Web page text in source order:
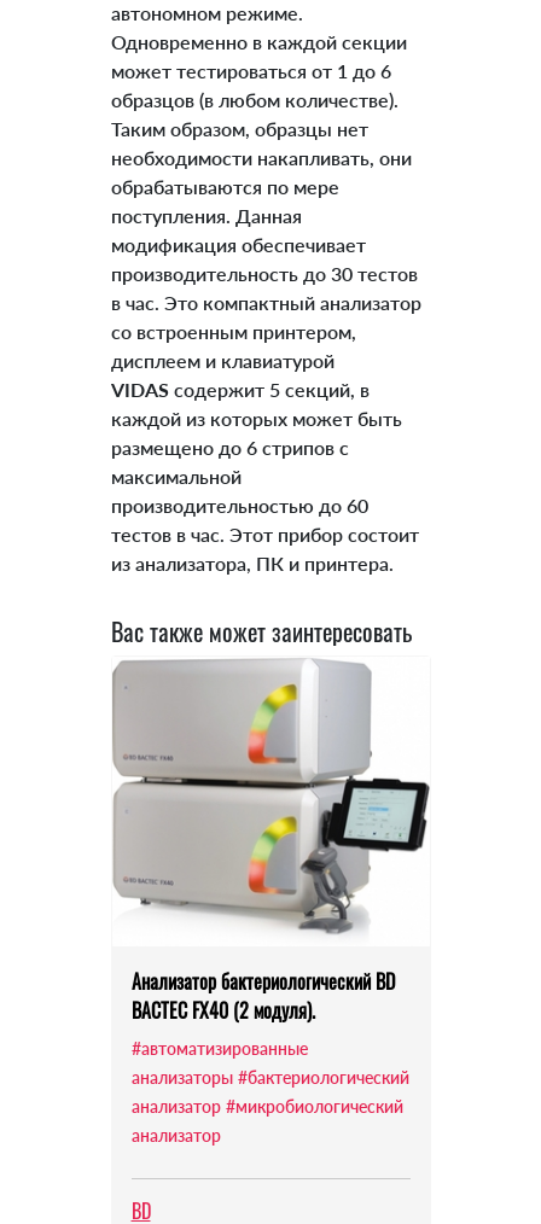
автономном режиме.
Одновременно в каждой секции
может тестироваться от 1 до 6
образцов (в любом количестве).
Таким образом, образцы нет
необходимости накапливать, они
обрабатываются по мере
поступления. Данная
модификация обеспечивает
производительность до 30 тестов
в час. Это компактный анализатор
со встроенным принтером,
дисплеем и клавиатурой
VIDASсодержит 5 секций, в
каждой из которых может быть
размещено до 6 стрипов с
максимальной
производительностью до 60
тестов в час. Этот прибор состоит
из анализатора, ПК и принтера.
Вас также может заинтересовать
Анализатор бактериологический BD
BACTEC FX40 (2 модуля).
#автоматизированные
анализаторы #бактериологический
анализатор #микробиологический
анализатор
BD